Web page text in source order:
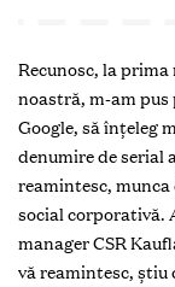
Recunosc, la
noastră, m-am
Google, să înțeleg
denumire de serial
reamintesc, munca
social corporativă.
manager CSR
vă reamintesc, știu